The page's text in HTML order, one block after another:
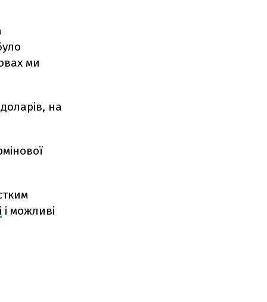
ми
на
і можливі